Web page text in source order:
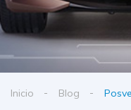
Inicio Blog